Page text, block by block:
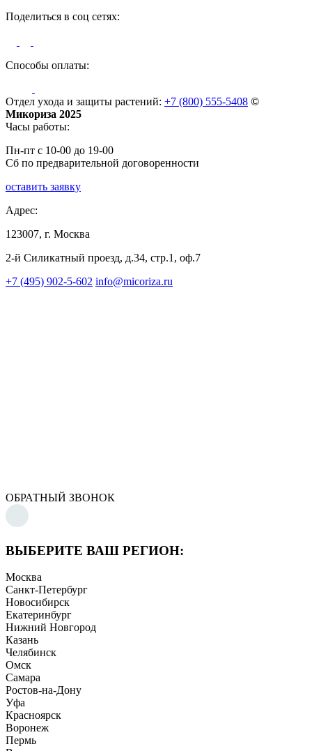
Поделиться в соц сетях:
Способы оплаты:
Отдел ухода и защиты растений: +7 (800) 555-5408 ©
Микориза 2025
Часы работы:
Пн-пт с 10-00 до 19-00
Сб по предварительной договоренности
оставить заявку
Адрес:
123007, г. Москва
2-й Силикатный проезд, д.34, стр.1, оф.7
+7 (495) 902-5-602 info@micoriza.ru
ОБРАТНЫЙ ЗВОНОК
ВЫБЕРИТЕ ВАШ РЕГИОН:
Москва
Санкт-Петербург
Новосибирск
Екатеринбург
Нижний Новгород
Казань
Челябинск
Омск
Самара
Ростов-на-Дону
Уфа
Красноярск
Воронеж
Пермь